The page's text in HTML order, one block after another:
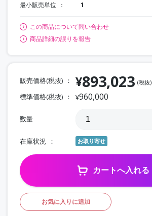
最小販売単位 1
この商品について問い合わせ
商品詳細の誤りを報告
販売価格(税抜) ¥893,023 (税抜)
標準価格(税抜) ¥960,000
数量
在庫状況 お取り寄せ
カートへ入れる
お気に入りに追加